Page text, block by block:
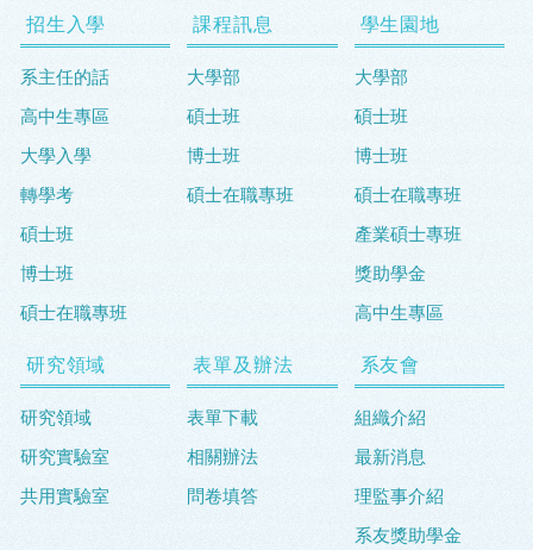
招生入學
系主任的話
高中生專區
大學入學
轉學考
碩士班
博士班
碩士在職專班
課程訊息
大學部
碩士班
博士班
碩士在職專班
學生園地
大學部
碩士班
博士班
碩士在職專班
產業碩士專班
獎助學金
高中生專區
研究領域
研究領域
研究實驗室
共用實驗室
表單及辦法
表單下載
相關辦法
問卷填答
系友會
組織介紹
最新消息
理監事介紹
系友獎助學金